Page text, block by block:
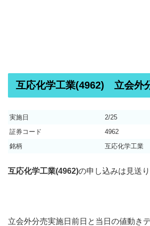
互応化学工業(4962) 立会外
実施日
2/25
証券コード
4962
銘柄
互応化学工業
互応化学工業(4962)の申し込みは見送り
立会外分売実施日前日と当日の値動き